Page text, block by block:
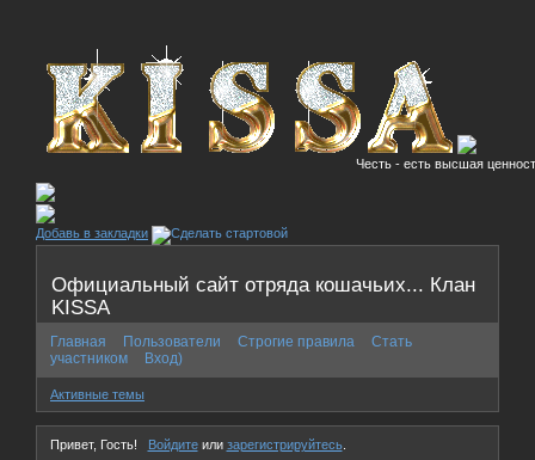
Честь - есть высшая
Добавь в закладки
Официальный сайт отряда кошачьих... Клан
KISSA
Главная Пользователи Строгие правила
Стать
участником
Вход)
Активные темы
Привет, Гость! Войдитеили зарегистрируйтесь.